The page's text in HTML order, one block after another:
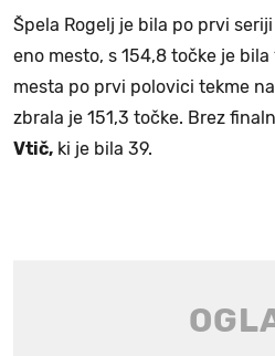
Špela Rogelj je bila po prvi
eno mesto, s 154,8 točke je bila
mesta po prvi polovici tekme
zbrala je 151,3 točke. Brez
Vtič, ki je bila 39.